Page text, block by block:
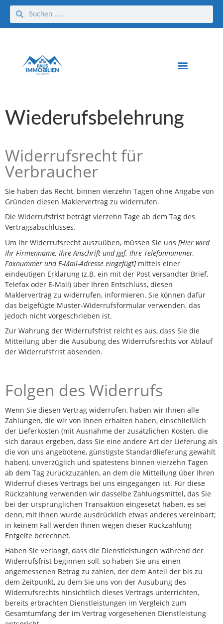
Wiederufsbelehrung
Widerrufsrecht für
Verbraucher
Sie haben das Recht, binnen vierzehn Tagen ohne Angabe von
Gründen diesen Maklervertrag zu widerrufen.
Die Widerrufsfrist beträgt vierzehn Tage ab dem Tag des
Vertragsabschlusses.
Um Ihr Widerrufsrecht auszuüben, müssen Sie uns [Hier wird
Ihr Firmenname, Ihre Anschrift und ggf. Ihre Telefonnummer,
Faxnummer und E-Mail-Adresse eingefügt] mittels einer
eindeutigen Erklärung (z.B. ein mit der Post versandter Brief,
Telefax oder E-Mail) über Ihren Entschluss, diesen
Maklervertrag zu widerrufen, informieren. Sie können dafür
das beigefügte Muster-Widerrufsformular verwenden, das
jedoch nicht vorgeschrieben ist.
Zur Wahrung der Widerrufsfrist reicht es aus, dass Sie die
Mitteilung über die Ausübung des Widerrufsrechts vor Ablauf
der Widerrufsfrist absenden.
Folgen des Widerrufs
Wenn Sie diesen Vertrag widerrufen, haben wir Ihnen alle
Zahlungen, die wir von Ihnen erhalten haben, einschließlich
der Lieferkosten (mit Ausnahme der zusätzlichen Kosten, die
sich daraus ergeben, dass Sie eine andere Art der Lieferung als
die von uns angebotene, günstigste Standardlieferung gewählt
haben), unverzüglich und spätestens binnen vierzehn Tagen
ab dem Tag zurückzuzahlen, an dem die Mitteilung über Ihren
Widerruf dieses Vertrags bei uns eingegangen ist. Für diese
Rückzahlung verwenden wir dasselbe Zahlungsmittel, das Sie
bei der ursprünglichen Transaktion eingesetzt haben, es sei
denn, mit Ihnen wurde ausdrücklich etwas anderes vereinbart;
in keinem Fall werden Ihnen wegen dieser Rückzahlung
Entgelte berechnet.
Haben Sie verlangt, dass die Dienstleistungen während der
Widerrufsfrist beginnen soll, so haben Sie uns einen
angemessenen Betrag zu zahlen, der dem Anteil der bis zu
dem Zeitpunkt, zu dem Sie uns von der Ausübung des
Widerrufsrechts hinsichtlich dieses Vertrags unterrichten,
bereits erbrachten Dienstleistungen im Vergleich zum
Gesamtumfang der im Vertrag vorgesehenen Dienstleistung